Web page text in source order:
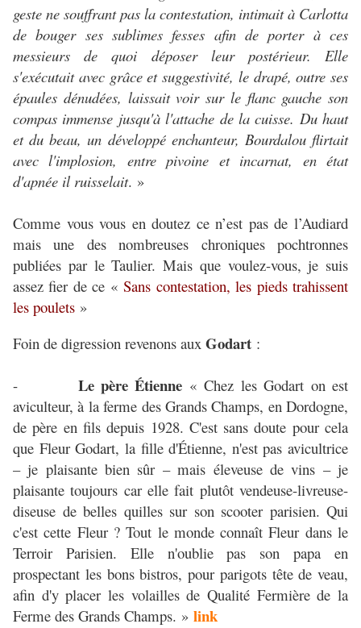
geste ne souffrant pas la contestation, intimait à Carlotta
de bouger ses sublimes fesses afin de porter à ces
messieurs de quoi déposer leur postérieur. Elle
s'exécutait avec grâce et suggestivité, le drapé, outre ses
épaules dénudées, laissait voir sur le flanc gauche son
compas immense jusqu'à l'attache de la cuisse. Du haut
et du beau, un développé enchanteur, Bourdalou flirtait
avec l'implosion, entre pivoine et incarnat, en état
d'apnée il ruisselait. »
Comme vous vous en doutez ce n’est pas de l’Audiard
mais une des nombreuses chroniques pochtronnes
publiées par le Taulier. Mais que voulez-vous, je suis
assez fier de ce «Sans contestation, les pieds trahissent
les poulets »
Foin de digression revenons aux Godart :
- Le père Étienne « Chez les Godart on est
aviculteur, à la ferme des Grands Champs, en Dordogne,
de père en fils depuis 1928. C'est sans doute pour cela
que Fleur Godart, la fille d'Étienne, n'est pas avicultrice
– je plaisante bien sûr – mais éleveuse de vins – je
plaisante toujours car elle fait plutôt vendeuse-livreuse-
diseuse de belles quilles sur son scooter parisien. Qui
c'est cette Fleur ? Tout le monde connaît Fleur dans le
Terroir Parisien. Elle n'oublie pas son papa en
prospectant les bons bistros, pour parigots tête de veau,
afin d'y placer les volailles de Qualité Fermière de la
Ferme des Grands Champs. » link